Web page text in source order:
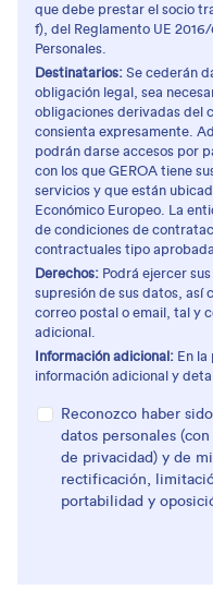
que debe prestar el socio
f), del Reglamento UE
Personales.
Destinatarios: Se cederán
obligación legal, sea
obligaciones derivadas del
consienta expresamente.
podrán darse accesos por
con los que GEROA tiene
servicios y que están
Económico Europeo. La
de condiciones de
contractuales tipo
Derechos: Podrá ejercer
supresión de sus datos, así
correo postal o email, tal y
adicional.
Información adicional: En la
información adicional y
Reconozco haber
datos personales
de privacidad) y de
rectificación,
portabilidad y